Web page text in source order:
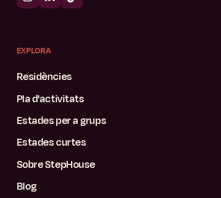
EXPLORA
Residències
Pla d'activitats
Estades per a grups
Estades curtes
Sobre StepHouse
Blog